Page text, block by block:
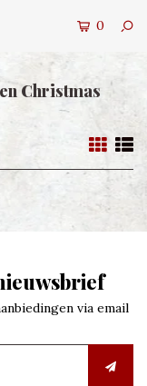
0
Christmas
via email